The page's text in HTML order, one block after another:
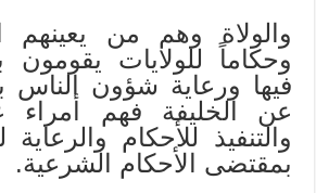
والولاة وهم من يعينهم
وحكاماً للولايات يقومون
فيها ورعاية شؤون الناس
عن الخليفة فهم أمراء
والتنفيذ للأحكام
بمقتضى الأحكام الشرعية.